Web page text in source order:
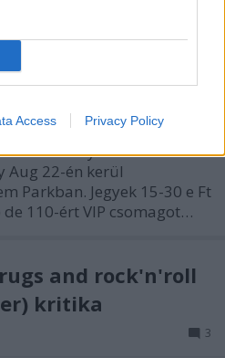
Access Privacy Policy
üzenem, hogy a
kezdi árulni Őfelsége
akármilyen borsos
Aug 22-én kerül
Parkban. Jegyek 15-30 e Ft
110-ért VIP csomagot…
and rock'n'roll
kritika
3